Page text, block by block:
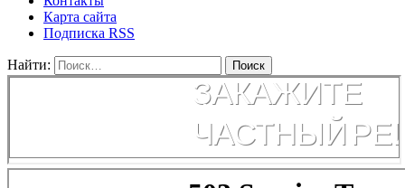
Карта сайта
Подписка RSS
Найти: